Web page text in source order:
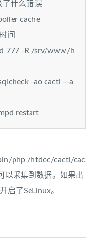
了什么错误
cache
间
777 -R /srv/www/h
-ao cacti —a
restart
php /htdoc/cacti/cac
采集到数据。如果出
启了SeLinux。